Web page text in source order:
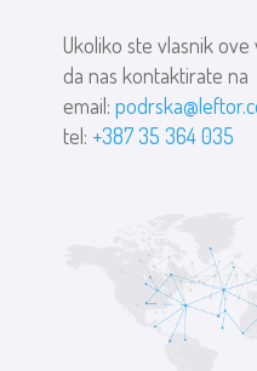
Ukoliko ste vlasnik
da nas kontaktirate na
email:
tel: +387 35 364 035